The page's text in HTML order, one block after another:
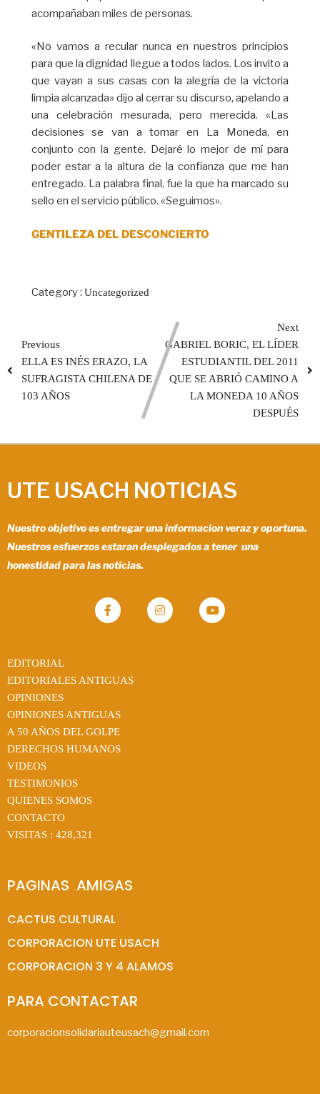
acompañaban miles de personas.
«No vamos a recular nunca en nuestros principios
para que la dignidad llegue a todos lados. Los invito a
que vayan a sus casas con la alegría de la victoria
limpia alcanzada» dijo al cerrar su discurso, apelando a
una celebración mesurada, pero merecida. «Las
decisiones se van a tomar en La Moneda, en
conjunto con la gente. Dejaré lo mejor de mí para
poder estar a la altura de la confianza que me han
entregado. La palabra final, fue la que ha marcado su
sello en el servicio público. «Seguimos».
GENTILEZA DEL DESCONCIERTO
Category : Uncategorized
Previous
ELLA ES INÉS ERAZO, LA
SUFRAGISTA CHILENA DE
103 AÑOS
Next
GABRIEL BORIC, EL LÍDER
ESTUDIANTIL DEL 2011
QUE SE ABRIÓ CAMINO A
LA MONEDA 10 AÑOS
DESPUÉS
UTE USACH NOTICIAS
Nuestro objetivo es entregar una informacion veraz y oportuna.
Nuestros esfuerzos estaran desplegados a tener una
honestidad para las noticias.
EDITORIAL
EDITORIALES ANTIGUAS
OPINIONES
OPINIONES ANTIGUAS
A 50 AÑOS DEL GOLPE
DERECHOS HUMANOS
VIDEOS
TESTIMONIOS
QUIENES SOMOS
CONTACTO
VISITAS : 428,321
PAGINAS  AMIGAS
CACTUS CULTURAL
CORPORACION UTE USACH
CORPORACION 3 Y 4 ALAMOS
PARA CONTACTAR
corporacionsolidariauteusach@gmail.com